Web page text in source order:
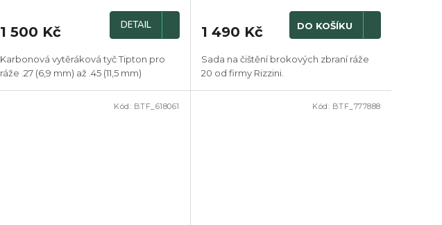
1 500 Kč DETAIL
Karbonová vytěráková tyč Tipton pro
ráže .27 (6,9 mm) až .45 (11,5 mm)
je
z
5
1 490 Kč DO KOŠÍKU
Sada na čištění brokových zbraní ráže
20 od firmy Rizzini.
Kód: BTF_618061 Kód: BTF_777888